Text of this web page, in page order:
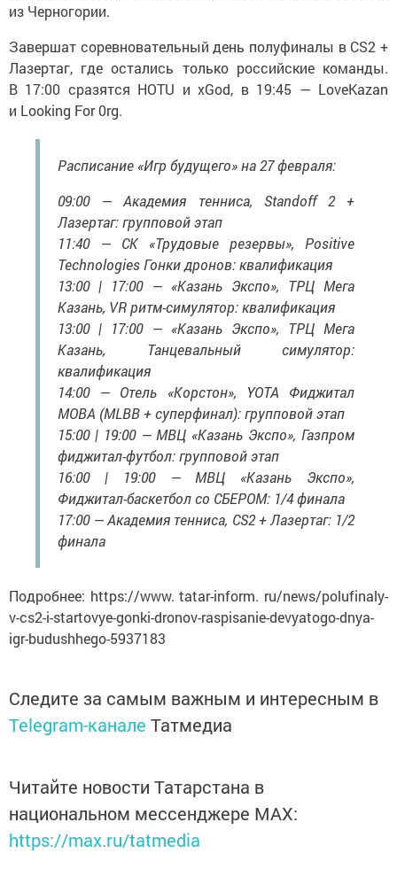
из Черногории.
Завершат соревновательный день полуфиналы в CS2 +
Лазертаг, где остались только российские команды.
В 17:00 сразятся HOTU и xGod, в 19:45 — LoveKazan
и Looking For 0rg.
Расписание «Игр будущего» на 27 февраля:
09:00 — Академия тенниса, Standoff 2 +
Лазертаг: групповой этап
11:40 — СК «Трудовые резервы», Positive
Technologies Гонки дронов: квалификация
13:00 | 17:00 — «Казань Экспо», ТРЦ Мега
Казань, VR ритм-симулятор: квалификация
13:00 | 17:00 — «Казань Экспо», ТРЦ Мега
Казань, Танцевальный симулятор:
квалификация
14:00 — Отель «Корстон», YOTA Фиджитал
MOBA (MLBB + суперфинал): групповой этап
15:00 | 19:00 — МВЦ «Казань Экспо», Газпром
фиджитал-футбол: групповой этап
16:00 | 19:00 — МВЦ «Казань Экспо»,
Фиджитал-баскетбол со СБЕРОМ: 1/4 финала
17:00 — Академия тенниса, CS2 + Лазертаг: 1/2
финала
Подробнее: https://www. tatar-inform. ru/news/polufinaly-
v-cs2-i-startovye-gonki-dronov-raspisanie-devyatogo-dnya-
igr-budushhego-5937183
Следите за самым важным и интересным в
Telegram-канале Татмедиа
Читайте новости Татарстана в
национальном мессенджере MАХ:
https://max.ru/tatmedia